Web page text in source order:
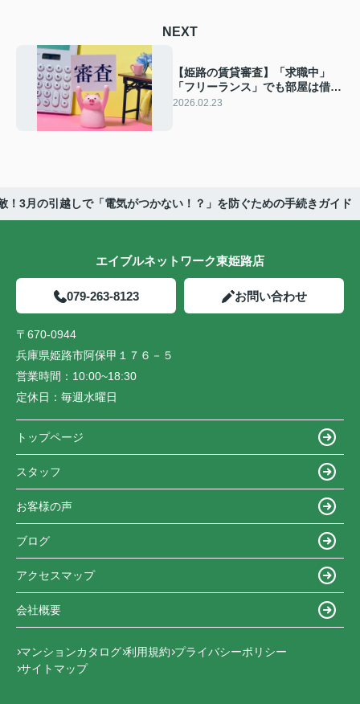
NEXT
【姫路の賃貸審査】「求職中」
「フリーランス」でも部屋は借り
られる？入居審査の不安を解消す
2026.02.23
！3月の引越しで「電気がつかない！？」を防ぐための手続きガイド
エイブルネットワーク東姫路店
079-263-8123 お問い合わせ
〒670-0944
兵庫県姫路市阿保甲１７６－５
営業時間： 10:00~18:30
定休日： 毎週水曜日
トップページ
スタッフ
お客様の声
ブログ
アクセスマップ
会社概要
マンションカタログ 利用規約 プライバシーポリシー
サイトマップ